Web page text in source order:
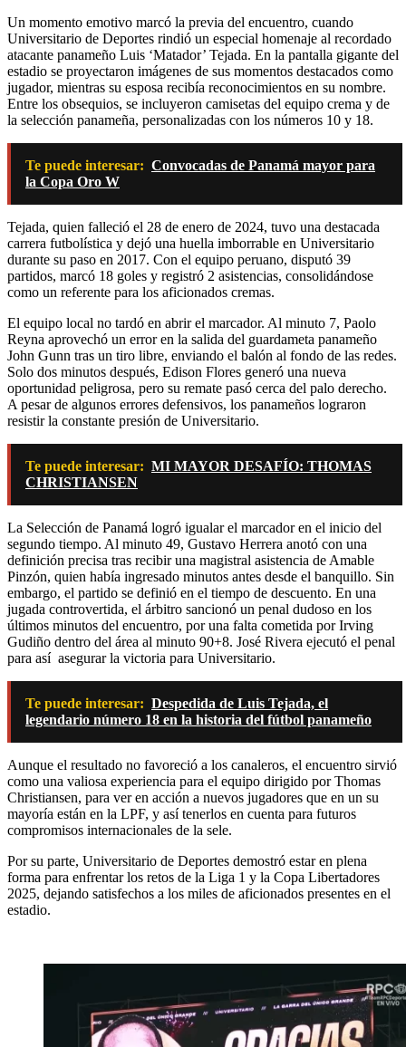
Un momento emotivo marcó la previa del encuentro, cuando
Universitario de Deportes rindió un especial homenaje al recordado
atacante panameño Luis ‘Matador’ Tejada. En la pantalla gigante del
estadio se proyectaron imágenes de sus momentos destacados como
jugador, mientras su esposa recibía reconocimientos en su nombre.
Entre los obsequios, se incluyeron camisetas del equipo crema y de
la selección panameña, personalizadas con los números 10 y 18.
Te puede interesar: Convocadas de Panamá mayor para
la Copa Oro W
Tejada, quien falleció el 28 de enero de 2024, tuvo una destacada
carrera futbolística y dejó una huella imborrable en Universitario
durante su paso en 2017. Con el equipo peruano, disputó 39
partidos, marcó 18 goles y registró 2 asistencias, consolidándose
como un referente para los aficionados cremas.
El equipo local no tardó en abrir el marcador. Al minuto 7, Paolo
Reyna aprovechó un error en la salida del guardameta panameño
John Gunn tras un tiro libre, enviando el balón al fondo de las redes.
Solo dos minutos después, Edison Flores generó una nueva
oportunidad peligrosa, pero su remate pasó cerca del palo derecho.
A pesar de algunos errores defensivos, los panameños lograron
resistir la constante presión de Universitario.
Te puede interesar: MI MAYOR DESAFÍO: THOMAS
CHRISTIANSEN
La Selección de Panamá logró igualar el marcador en el inicio del
segundo tiempo. Al minuto 49, Gustavo Herrera anotó con una
definición precisa tras recibir una magistral asistencia de Amable
Pinzón, quien había ingresado minutos antes desde el banquillo. Sin
embargo, el partido se definió en el tiempo de descuento. En una
jugada controvertida, el árbitro sancionó un penal dudoso en los
últimos minutos del encuentro, por una falta cometida por Irving
Gudiño dentro del área al minuto 90+8. José Rivera ejecutó el penal
para así asegurar la victoria para Universitario.
Te puede interesar: Despedida de Luis Tejada, el
legendario número 18 en la historia del fútbol panameño
Aunque el resultado no favoreció a los canaleros, el encuentro sirvió
como una valiosa experiencia para el equipo dirigido por Thomas
Christiansen, para ver en acción a nuevos jugadores que en un su
mayoría están en la LPF, y así tenerlos en cuenta para futuros
compromisos internacionales de la sele.
Por su parte, Universitario de Deportes demostró estar en plena
forma para enfrentar los retos de la Liga 1 y la Copa Libertadores
2025, dejando satisfechos a los miles de aficionados presentes en el
estadio.